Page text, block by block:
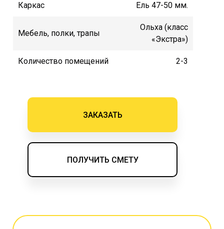
Каркас Ель 47-50 мм.
Мебель, полки, трапы
Ольха (класс
«Экстра»)
Количество помещений 2-3
ПОЛУЧИТЬ СМЕТУ
ЗАКАЗАТЬ